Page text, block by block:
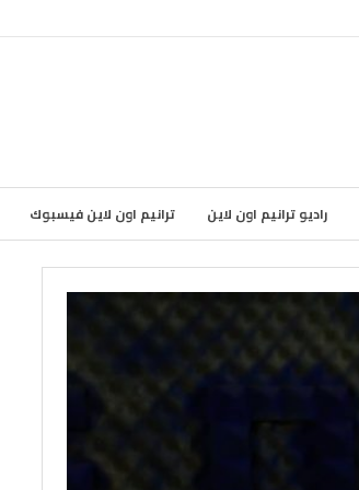
راديو ترانيم اون لاين ترانيم اون لاين فيسبوك